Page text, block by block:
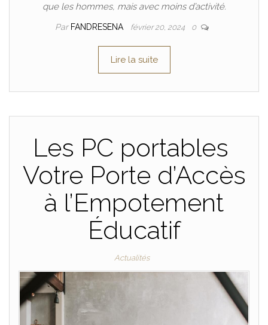
que les hommes, mais avec moins d’activité.
Par FANDRESENA février 20, 2024 0
Lire la suite
Les PC portables
Votre Porte d’Accès
à l’Empotement
Éducatif
Actualités